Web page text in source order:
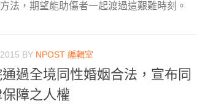
法，期望能助傷者一起渡過這艱難時刻。
BY NPOST 編輯室
過全境同性婚姻合法，宣布同
障之人權